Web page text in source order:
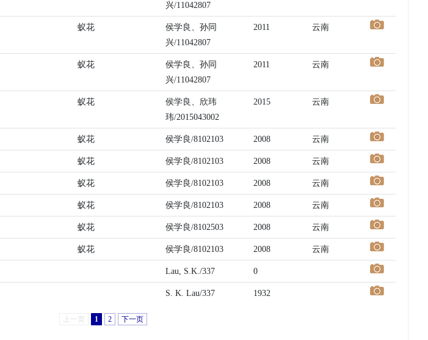
兴/11042807
蚁花
侯学良、孙同
兴/11042807
2011 云南
蚁花
侯学良、孙同
兴/11042807
2011 云南
蚁花
侯学良、欣玮
玮/2015043002
2015 云南
蚁花 侯学良/8102103 2008 云南
蚁花 侯学良/8102103 2008 云南
蚁花 侯学良/8102103 2008 云南
蚁花 侯学良/8102103 2008 云南
蚁花 侯学良/8102503 2008 云南
蚁花 侯学良/8102103 2008 云南
Lau, S.K./337 0
S. K. Lau/337 1932
上一页 1 2 下一页